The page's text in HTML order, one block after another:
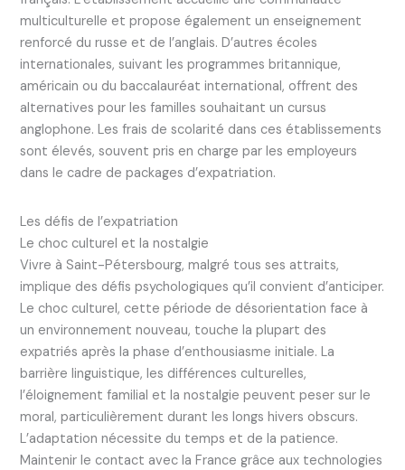
multiculturelle et propose également un enseignement
renforcé du russe et de l’anglais. D’autres écoles
internationales, suivant les programmes britannique,
américain ou du baccalauréat international, offrent des
alternatives pour les familles souhaitant un cursus
anglophone. Les frais de scolarité dans ces établissements
sont élevés, souvent pris en charge par les employeurs
dans le cadre de packages d’expatriation.
Les défis de l’expatriation
Le choc culturel et la nostalgie
Vivre à Saint-Pétersbourg, malgré tous ses attraits,
implique des défis psychologiques qu’il convient d’anticiper.
Le choc culturel, cette période de désorientation face à
un environnement nouveau, touche la plupart des
expatriés après la phase d’enthousiasme initiale. La
barrière linguistique, les différences culturelles,
l’éloignement familial et la nostalgie peuvent peser sur le
moral, particulièrement durant les longs hivers obscurs.
L’adaptation nécessite du temps et de la patience.
Maintenir le contact avec la France grâce aux technologies